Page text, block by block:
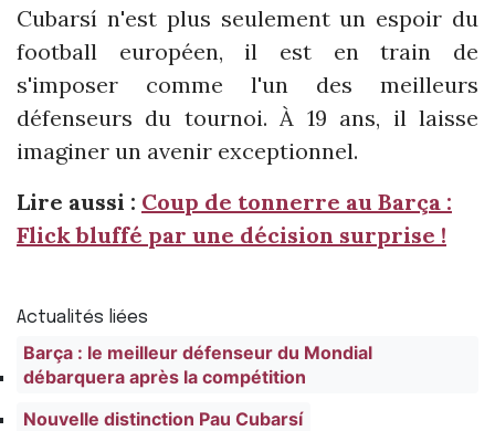
Cubarsí n'est plus seulement un espoir du
football européen, il est en train de
s'imposer comme l'un des meilleurs
défenseurs du tournoi. À 19 ans, il laisse
imaginer un avenir exceptionnel.
Lire aussi : Coup de tonnerre au Barça :
Flick bluffé par une décision surprise !
Actualités liées
Barça : le meilleur défenseur du Mondial
débarquera après la compétition
Nouvelle distinction Pau Cubarsí